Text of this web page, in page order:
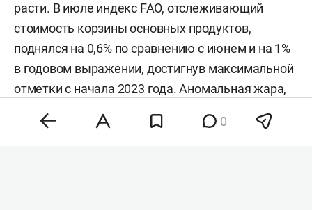
расти. В июле индекс FAO, отслеживающий
стоимость корзины основных продуктов,
поднялся на 0,6% по сравнению с июнем и на 1%
в годовом выражении, достигнув максимальной
отметки с начала 2023 года. Аномальная жара,
нестабильность на энергетических рынках и
геополитическая напряженность разогнали
0